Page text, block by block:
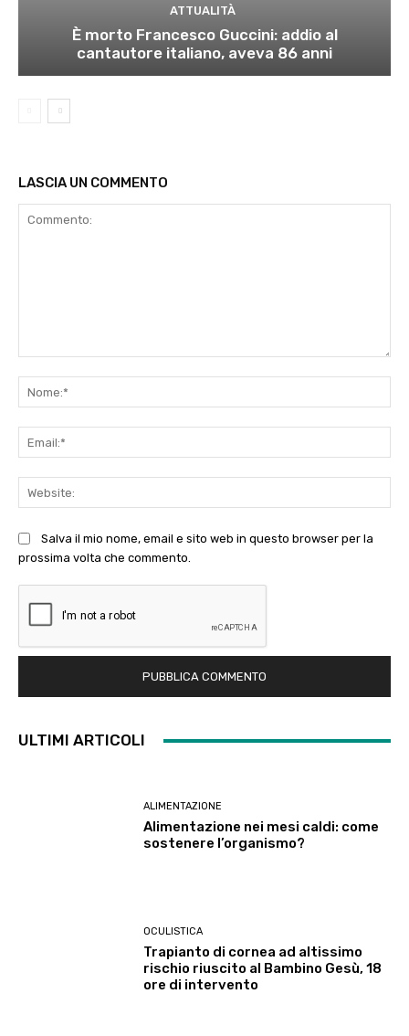
ATTUALITÀ
È morto Francesco Guccini: addio al
cantautore italiano, aveva 86 anni
LASCIA UN COMMENTO
Salva il mio nome, email e sito web in questo browser per la
prossima volta che commento.
ULTIMI ARTICOLI
ALIMENTAZIONE
Alimentazione nei mesi caldi: come
sostenere l’organismo?
OCULISTICA
Trapianto di cornea ad altissimo
rischio riuscito al Bambino Gesù, 18
ore di intervento